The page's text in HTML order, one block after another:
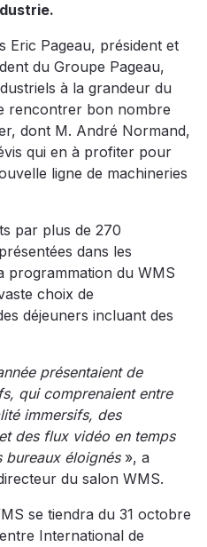
Eric Pageau, président et
du Groupe Pageau,
à la grandeur du
rencontrer bon nombre
dont M. André Normand,
qui en à profiter pour
ligne de machineries
par plus de 270
dans les
programmation du WMS
choix de
déjeuners incluant des
présentaient de
qui comprenaient entre
immersifs, des
des flux vidéo en temps
bureaux éloignés», a
du salon WMS.
se tiendra du 31 octobre
International de